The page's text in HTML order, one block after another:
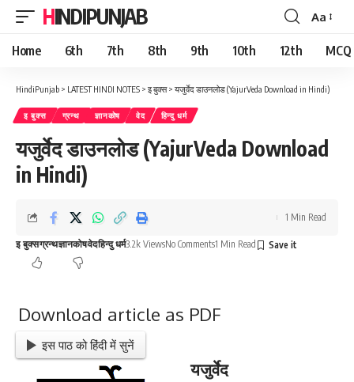
HINDIPUNJAB
Font
Resizer
Aa
Home 6th 7th 8th 9th 10th 12th MCQ
HindiPunjab > LATEST HINDI NOTES > इ बुक्स> यजुर्वेद डाउनलोड (YajurVeda Download in Hindi)
इ बुक्स ग्रन्थ ज्ञानकोष वेद हिन्दु धर्म
यजुर्वेद डाउनलोड (YajurVeda Download
in Hindi)
इ बुक्सग्रन्थज्ञानकोषवेदहिन्दु धर्म3.2k ViewsNo Comments1 Min Read
1 Min Read
Download article as PDF
इस पाठ को हिंदी में सुनें
यजुर्वेद